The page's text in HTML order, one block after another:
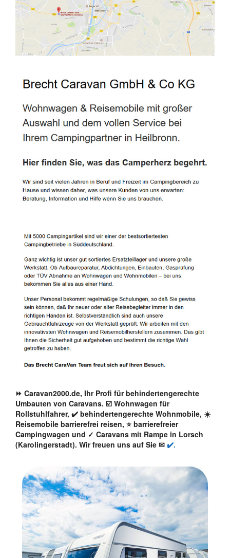
⏩ Caravan2000.de, Ihr Profi für behindertengerechte
Umbauten von Caravans. ☑️ Wohnwagen für
Rollstuhlfahrer, ✔️ behindertengerechte Wohnmobile, ☀️
Reisemobile barrierefrei reisen, ⭐ barrierefreier
Campingwagen und ✓ Caravans mit Rampe in Lorsch
(Karolingerstadt). Wir freuen uns auf Sie ✉ ✔️.